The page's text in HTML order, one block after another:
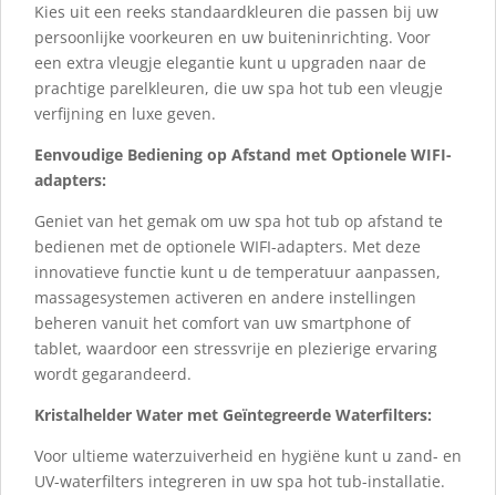
Kies uit een reeks standaardkleuren die passen bij uw
persoonlijke voorkeuren en uw buiteninrichting. Voor
een extra vleugje elegantie kunt u upgraden naar de
prachtige parelkleuren, die uw spa hot tub een vleugje
verfijning en luxe geven.
Eenvoudige Bediening op Afstand met Optionele WIFI-
adapters:
Geniet van het gemak om uw spa hot tub op afstand te
bedienen met de optionele WIFI-adapters. Met deze
innovatieve functie kunt u de temperatuur aanpassen,
massagesystemen activeren en andere instellingen
beheren vanuit het comfort van uw smartphone of
tablet, waardoor een stressvrije en plezierige ervaring
wordt gegarandeerd.
Kristalhelder Water met Geïntegreerde Waterfilters:
Voor ultieme waterzuiverheid en hygiëne kunt u zand- en
UV-waterfilters integreren in uw spa hot tub-installatie.